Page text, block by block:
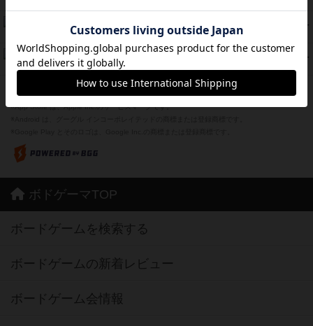
PT
紹介文なし 1件の投稿
PT
フリップ７：復讐心とともに
紹介文なし 2件の投稿
※Apple、Apple のロゴ は、米国および他の国々で登録されたApple Inc.の商標です。
※App Store は、Apple Inc.のサービスマークです。
ボドゲーマTOP
ボードゲームを検索する
ボードゲームの新着レビュー
ボードゲーム会情報